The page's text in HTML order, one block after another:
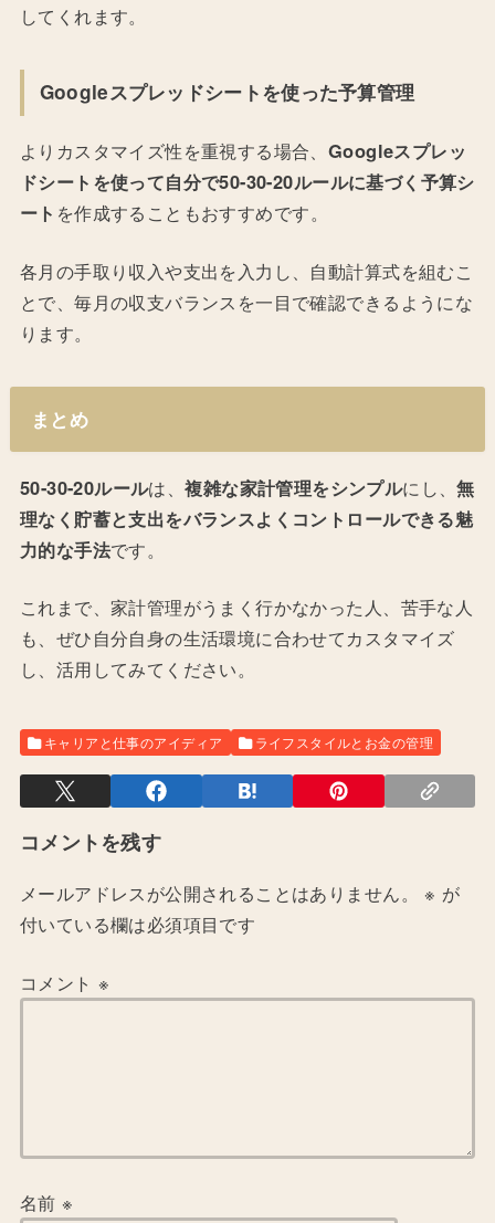
してくれます。
Googleスプレッドシートを使った予算管理
よりカスタマイズ性を重視する場合、 Googleスプレッ
ドシートを使って自分で50-30-20ルールに基づく予算シ
ート を作成することもおすすめです。
各月の手取り収入や支出を入力し、自動計算式を組むこ
とで、毎月の収支バランスを一目で確認できるようにな
ります。
まとめ
50-30-20ルールは、複雑な家計管理をシンプルにし、無
理なく貯蓄と支出をバランスよくコントロールできる魅
力的な手法です。
これまで、家計管理がうまく行かなかった人、苦手な人
も、ぜひ自分自身の生活環境に合わせてカスタマイズ
し、活用してみてください。
キャリアと仕事のアイディア ライフスタイルとお金の管理
コメントを残す
メールアドレスが公開されることはありません。 ※ が
付いている欄は必須項目です
コメント ※
名前※